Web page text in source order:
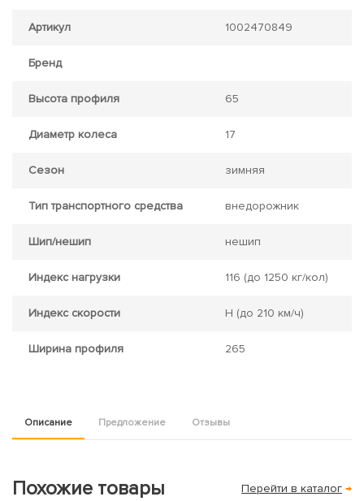
Артикул 1002470849
Бренд
Высота профиля 65
Диаметр колеса 17
Сезон зимняя
Тип транспортного средства внедорожник
Шип/нешип нешип
Индекс нагрузки 116 (до 1250 кг/кол)
Индекс скорости H (до 210 км/ч)
Ширина профиля 265
Описание Предложение Отзывы
Похожие товары Перейти в каталог →